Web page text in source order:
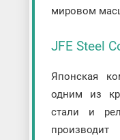
мировом
JFE Steel
Японская
одним из
стали и